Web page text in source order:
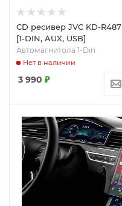
CD ресивер JVC KD-R487
[1-DIN, AUX, USB]
Автомагнитола 1-Din
Нет в наличии
3 990 ₽